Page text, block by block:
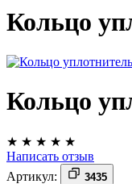
Кольцо
Кольцо
★ ★ ★ ★ ★
Написать отзыв
Артикул:
3435